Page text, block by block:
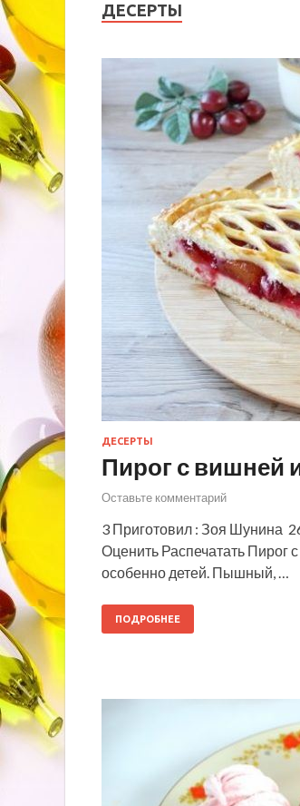
ДЕСЕРТЫ
ДЕСЕРТЫ
Пирог с вишней
Оставьте комментарий
3 Приготовил : Зоя Шунина
Оценить Распечатать Пирог
особенно детей. Пышный, …
ПОДРОБНЕЕ